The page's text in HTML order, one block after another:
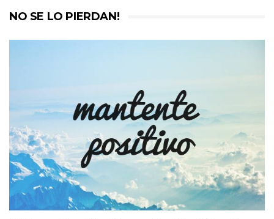
NO SE LO PIERDAN!